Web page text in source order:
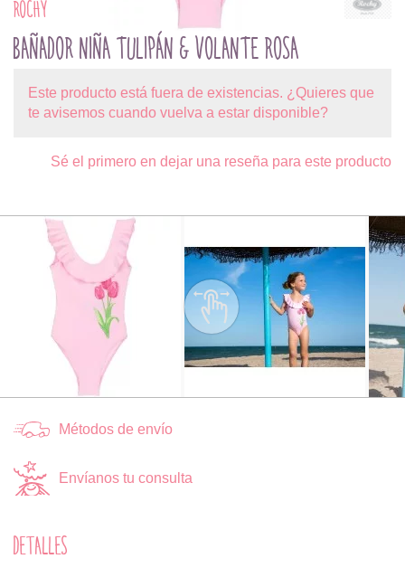
ROCHY
BAÑADOR NIÑA TULIPÁN & VOLANTE ROSA
Este producto está fuera de existencias. ¿Quieres que
te avisemos cuando vuelva a estar disponible?
Sé el primero en dejar una reseña para este producto
Métodos de envío
Envíanos tu consulta
DETALLES